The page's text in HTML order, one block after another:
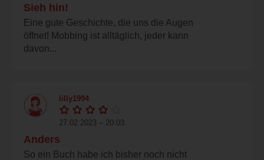
Sieh hin!
Eine gute Geschichte, die uns die Augen
öffnet! Mobbing ist alltäglich, jeder kann
davon...
lilly1994
27.02.2023 – 20:03
Anders
So ein Buch habe ich bisher noch nicht